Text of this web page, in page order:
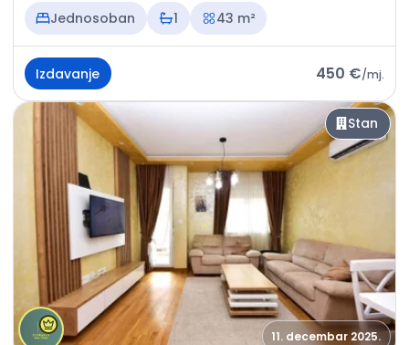
Jednosoban
1 43 m²
Izdavanje 450 €/mj.
Stan
11. decembar 2025.